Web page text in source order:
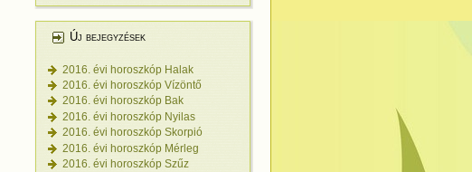
Új bejegyzések
2016. évi horoszkóp Halak
2016. évi horoszkóp Vízöntő
2016. évi horoszkóp Bak
2016. évi horoszkóp Nyilas
2016. évi horoszkóp Skorpió
2016. évi horoszkóp Mérleg
2016. évi horoszkóp Szűz